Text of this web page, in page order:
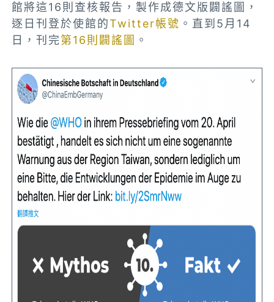
館將這16則查核報告，製作成德文版闢謠圖，
逐日刊登於使館的Twitter帳號 。直到5月14
日，刊完第16則闢謠圖 。